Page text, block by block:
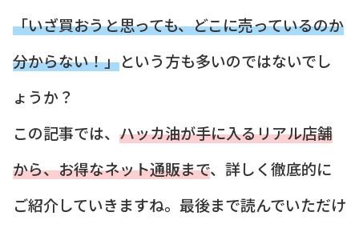
「いざ買おうと思っても、どこに売っているのか
分からない！」という方も多いのではないでし
ょうか？
この記事では、 ハッカ油が手に入るリアル店舗
から、お得なネット通販まで、詳しく徹底的に
ご紹介していきますね。最後まで読んでいただけ